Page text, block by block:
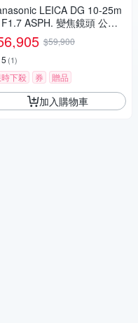
LEICA DG 10-25m
ASPH. 變焦鏡頭 公司
$59,900
5 (1)
下殺 券 贈品
加入購物車